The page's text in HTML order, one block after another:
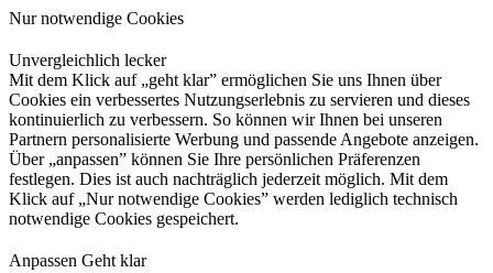
Nur notwendige Cookies
Unvergleichlich lecker
Mit dem Klick auf „geht klar” ermöglichen Sie uns Ihnen über
Cookies ein verbessertes Nutzungserlebnis zu servieren und dieses
kontinuierlich zu verbessern. So können wir Ihnen bei unseren
Partnern personalisierte Werbung und passende Angebote anzeigen.
Über „anpassen” können Sie Ihre persönlichen Präferenzen
festlegen. Dies ist auch nachträglich jederzeit möglich. Mit dem
Klick auf „Nur notwendige Cookies” werden lediglich technisch
notwendige Cookies gespeichert.
Anpassen Geht klar